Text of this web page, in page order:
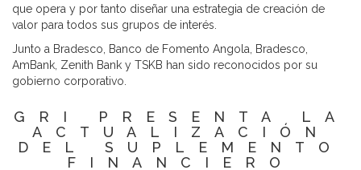
que opera y por tanto diseñar una estrategia de creación de
valor para todos sus grupos de interés.
Junto a Bradesco, Banco de Fomento Angola, Bradesco,
AmBank, Zenith Bank y TSKB han sido reconocidos por su
gobierno corporativo.
GRI PRESENTA LA
ACTUALIZACIÓN
DEL SUPLEMENTO
FINANCIERO